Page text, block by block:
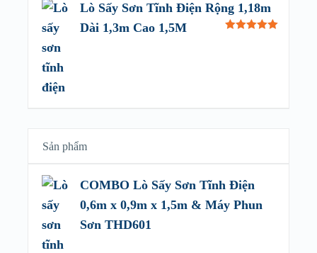
Lò Sấy Sơn Tĩnh Điện Rộng 1,18m
Dài 1,3m Cao 1,5M
Sản phẩm
COMBO Lò Sấy Sơn Tĩnh Điện
0,6m x 0,9m x 1,5m & Máy Phun
Sơn THD601